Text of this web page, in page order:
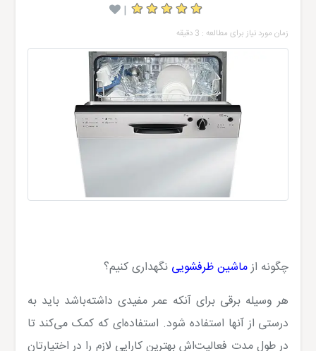
|
زمان مورد نیاز برای مطالعه : 3 دقیقه
چگونه ازماشین ظرفشویی نگهداری کنیم؟
هر وسیله برقی برای آنکه عمر مفیدی داشته‌باشد باید به
درستی از آنها استفاده شود. استفاده‌ای که کمک می‌کند تا
در طول مدت فعالیت‌اش بهترین کارایی لازم را در اختیارتان